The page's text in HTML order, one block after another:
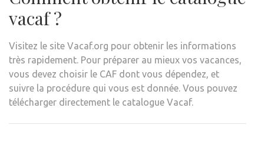
vacaf ?
Visitez le site Vacaf.org pour obtenir les informations
très rapidement. Pour préparer au mieux vos vacances,
vous devez choisir le CAF dont vous dépendez, et
suivre la procédure qui vous est donnée. Vous pouvez
télécharger directement le catalogue Vacaf.